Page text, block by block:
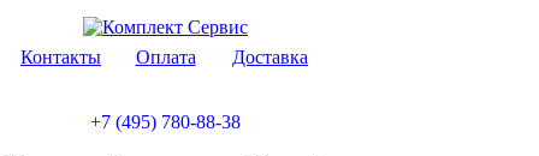
Контакты Оплата Доставка
+7 (495) 780-88-38